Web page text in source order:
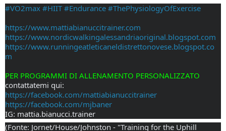
#VO2max #HIIT #Endurance #ThePhysiologyOfExercise
https://www.mattiabianuccitrainer.com
https://www.nordicwalkingalessandriaoriginal.blogspot.com
https://www.runningeatleticaneldistrettonovese.blogspot.co
m
PER PROGRAMMI DI ALLENAMENTO PERSONALIZZATO
contattatemi qui:
https://facebook.com/mattiabianuccitrainer
https://facebook.com/mjbaner
IG: mattia.bianucci.trainer
(Fonte: Jornet/House/Johnston - "Training for the Uphill